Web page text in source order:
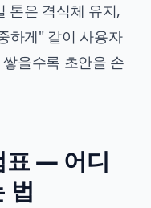
톤은 격식체 유지,
하게" 같이 사용자
을수록 초안을 손
표 — 어디
법